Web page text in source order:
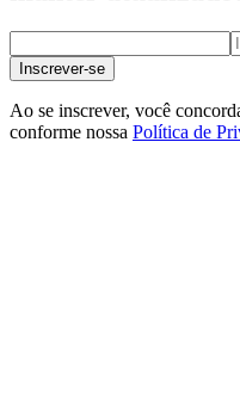
Inscrever-se
Ao se inscrever, você
conforme nossa Política de